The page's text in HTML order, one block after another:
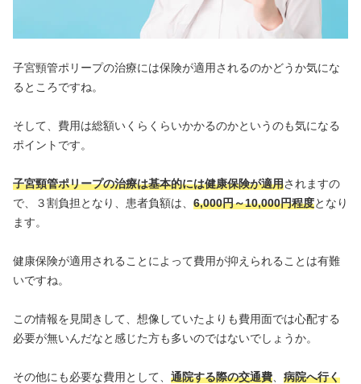
子宮頸管ポリープの治療には保険が適用されるのかどうか気にな
るところですね。
そして、費用は総額いくらくらいかかるのかというのも気になる
ポイントです。
子宮頸管ポリープの治療は基本的には健康保険が適用されますの
で、３割負担となり、患者負額は、 6,000円～10,000円程度となり
ます。
健康保険が適用されることによって費用が抑えられることは有難
いですね。
この情報を見聞きして、想像していたよりも費用面では心配する
必要が無いんだなと感じた方も多いのではないでしょうか。
その他にも必要な費用として、 通院する際の交通費
病院へ行く